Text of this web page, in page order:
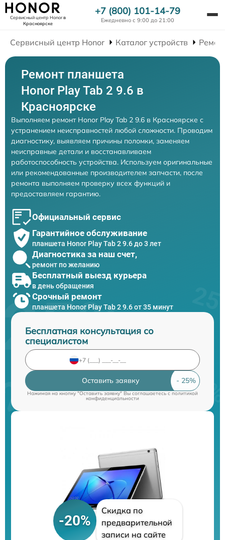
Сервисный центр Honorв
Красноярске
+7 (800) 101-14-79
Ежедневно с 9:00 до 21:00
Сервисный центр Honor Каталог устройств
Ремонт планшета
Honor Play Tab 2 9.6 в
Красноярске
Выполняем ремонт Honor Play Tab 2 9.6 в Красноярске с
устранением неисправностей любой сложности. Проводим
диагностику, выявляем причины поломки, заменяем
неисправные детали и восстанавливаем
работоспособность устройства. Используем оригинальные
или рекомендованные производителем запчасти, после
ремонта выполняем проверку всех функций и
предоставляем гарантию.
Официальный сервис
Гарантийное обслуживание
планшета Honor Play Tab 2 9.6 до 3 лет
Диагностика за наш счет,
ремонт по желанию
Бесплатный выезд курьера
в день обращения
Срочный ремонт
планшета Honor Play Tab 2 9.6 от 35 минут
Бесплатная консультация со
специалистом
Оставить заявку
Нажимая на кнопку "Оставить заявку" Вы соглашаетесь cполитикой
конфиденциальности
-20%
Скидка по
предварительной
записи на сайте